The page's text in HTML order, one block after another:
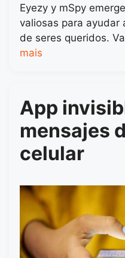
Eyezy y mSpy
valiosas para ayudar
de seres queridos.
mais
App
mensajes
celular